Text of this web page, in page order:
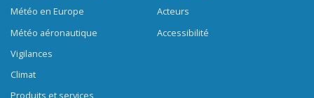
Météo en Europe
Météo aéronautique
Vigilances
Climat
Produits et services
Acteurs
Accessibilité